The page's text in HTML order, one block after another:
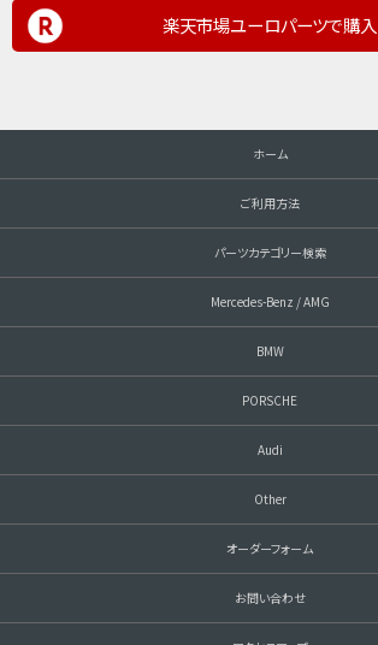
楽天市場ユーロパーツで購入
ホーム
ご利用方法
パーツカテゴリー検索
Mercedes-Benz / AMG
BMW
PORSCHE
Audi
Other
オーダーフォーム
お問い合わせ